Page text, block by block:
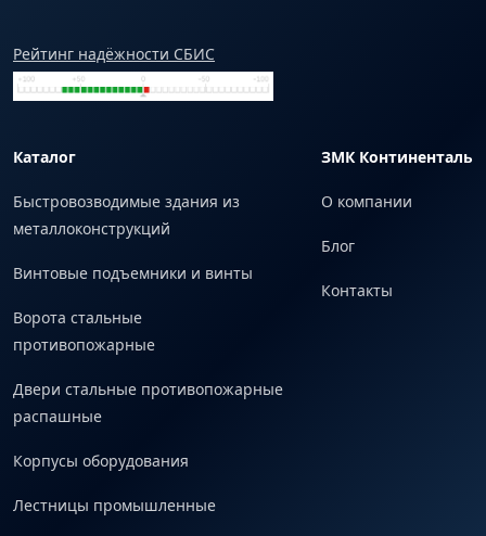
Рейтинг надёжности СБИС
Каталог
Быстровозводимые здания из
металлоконструкций
Винтовые подъемники и винты
Ворота стальные
противопожарные
Двери стальные противопожарные
распашные
Корпусы оборудования
Лестницы промышленные
ЗМК Континенталь
О компании
Блог
Контакты